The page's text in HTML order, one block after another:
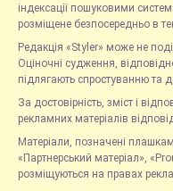
індексації пошуковими
розміщене безпосередньо в
Редакція «Styler» може не
Оціночні судження,
підлягають спростуванню та
За достовірність, зміст і
рекламних матеріалів
Матеріали, позначені
«Партнерський матеріал»,
розміщуються на правах